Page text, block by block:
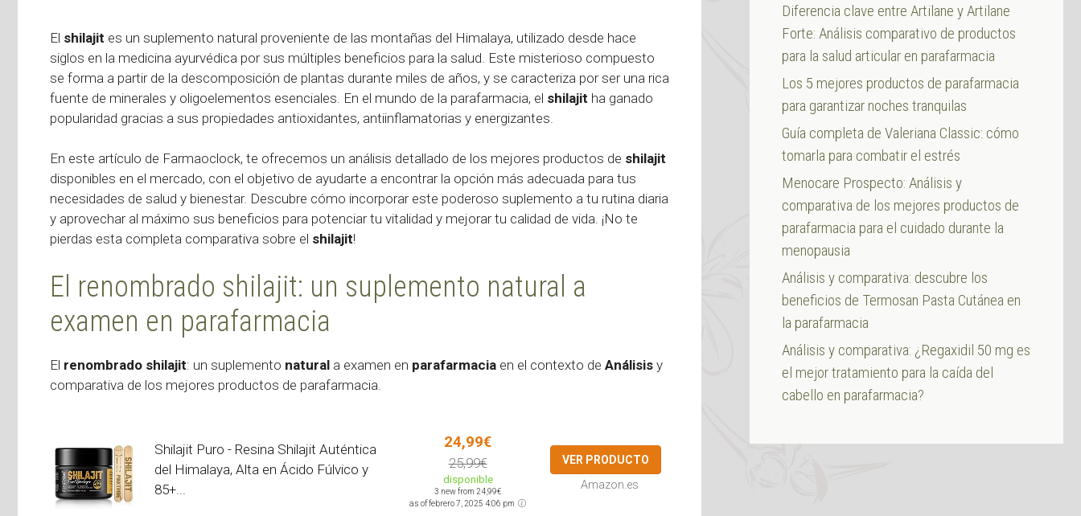
El shilajit es un suplemento natural proveniente de las montañas del Himalaya, utilizado desde hace
siglos en la medicina ayurvédica por sus múltiples beneficios para la salud. Este misterioso compuesto
se forma a partir de la descomposición de plantas durante miles de años, y se caracteriza por ser una rica
fuente de minerales y oligoelementos esenciales. En el mundo de la parafarmacia, el shilajit ha ganado
popularidad gracias a sus propiedades antioxidantes, antiinflamatorias y energizantes.
En este artículo de Farmaoclock, te ofrecemos un análisis detallado de los mejores productos de shilajit
disponibles en el mercado, con el objetivo de ayudarte a encontrar la opción más adecuada para tus
necesidades de salud y bienestar. Descubre cómo incorporar este poderoso suplemento a tu rutina diaria
y aprovechar al máximo sus beneficios para potenciar tu vitalidad y mejorar tu calidad de vida. ¡No te
pierdas esta completa comparativa sobre el shilajit!
El renombrado shilajit: un suplemento natural a
examen en parafarmacia
El renombrado shilajit: un suplemento natural a examen en parafarmacia en el contexto de Análisis y
comparativa de los mejores productos de parafarmacia.
Shilajit Puro - Resina Shilajit Auténtica
del Himalaya, Alta en Ácido Fúlvico y
85+...
24,99€
25,99€
disponible
3 new from 24,99€
as of febrero 7, 2025 4:06 pm
VER PRODUCTO
Amazon.es
Diferencia clave entre Artilane y Artilane
Forte: Análisis comparativo de productos
para la salud articular en parafarmacia
Los 5 mejores productos de parafarmacia
para garantizar noches tranquilas
Guía completa de Valeriana Classic: cómo
tomarla para combatir el estrés
Menocare Prospecto: Análisis y
comparativa de los mejores productos de
parafarmacia para el cuidado durante la
menopausia
Análisis y comparativa: descubre los
beneficios de Termosan Pasta Cutánea en
la parafarmacia
Análisis y comparativa: ¿Regaxidil 50 mg es
el mejor tratamiento para la caída del
cabello en parafarmacia?